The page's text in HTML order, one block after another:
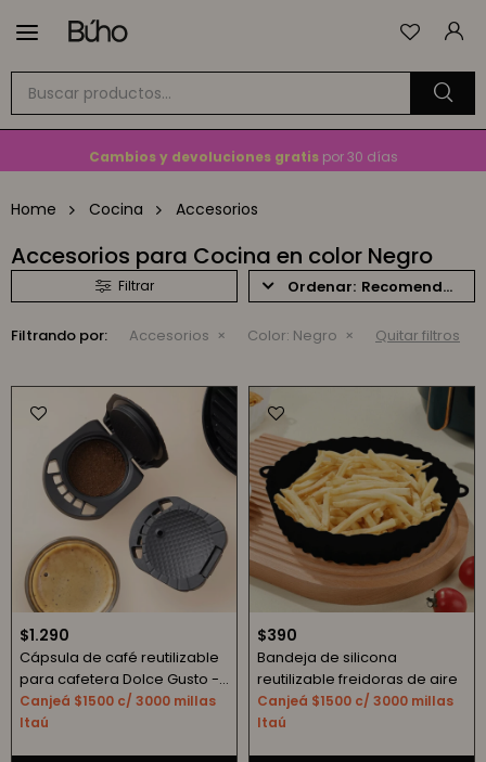

EnvíoGRATISa todo el país en compras mayores a$1.500
Cambios y devoluciones gratis por 30 días
Home Cocina Accesorios
Accesorios para Cocina en color Negro
Recomendados
Filtrando por: Accesorios Color: Negro Quitar filtros
$1.290
Cápsula de café reutilizable
para cafetera Dolce Gusto -
negro
Canjeá $1500 c/ 3000 millas
Itaú
$390
Bandeja de silicona
reutilizable freidoras de aire
Canjeá $1500 c/ 3000 millas
Itaú